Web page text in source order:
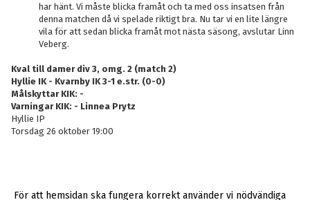
har hänt. Vi måste blicka framåt och ta med oss insatsen från
denna matchen då vi spelade riktigt bra. Nu tar vi en lite längre
vila för att sedan blicka framåt mot nästa säsong, avslutar Linn
Veberg.
Kval till damer div 3, omg. 2 (match 2)
Hyllie IK - Kvarnby IK 3-1 e.str. (0-0)
Målskyttar KIK: -
Varningar KIK: - Linnea Prytz
Hyllie IP
Torsdag 26 oktober 19:00
För att hemsidan ska fungera korrekt använder vi nödvändiga